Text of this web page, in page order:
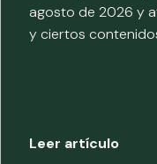
agosto de 2026 y
y ciertos
Leer artículo